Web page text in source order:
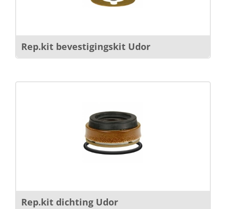
Rep.kit bevestigingskit Udor
Rep.kit dichting Udor